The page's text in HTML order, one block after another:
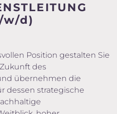
w/d)
Position gestalten Sie
des
übernehmen die
dessen strategische